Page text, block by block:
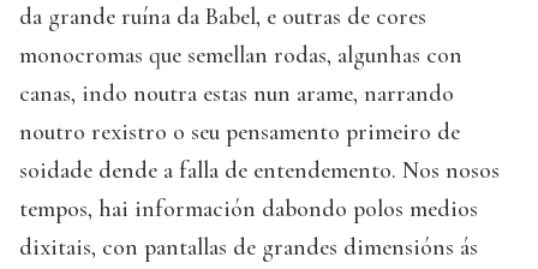
da grande ruína da Babel, e outras de cores
monocromas que semellan rodas, algunhas con
canas, indo noutra estas nun arame, narrando
noutro rexistro o seu pensamento primeiro de
soidade dende a falla de entendemento. Nos nosos
tempos, hai información dabondo polos medios
dixitais, con pantallas de grandes dimensións ás